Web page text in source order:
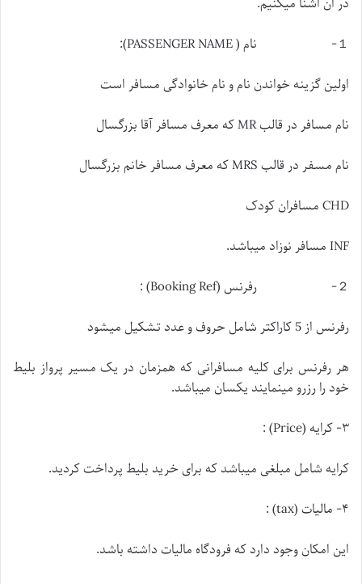
１- نام ( PASSENGER NAME):
اولین گزینه خواندن نام و نام خانوادگی مسافر است
نام مسافر در قالب MR که معرف مسافر آقا بزرگسال
نام مسفر در قالب MRS که معرف مسافر خانم بزرگسال
CHD مسافران کودک
INF مسافر نوزاد میباشد.
２- رفرنس (Booking Ref) :
رفرنس از 5 کاراکتر شامل حروف و عدد تشکیل میشود
هر رفرنس برای کلیه مسافرانی که همزمان در یک مسیر پرواز بلیط
خود را رزرو مینمایند یکسان میباشد.
۳- کرایه (Price) :
کرایه شامل مبلغی میباشد که برای خرید بلیط پرداخت کردید.
۴- مالیات (tax) :
این امکان وجود دارد که فرودگاه مالیات داشته باشد.